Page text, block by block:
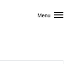
Menu